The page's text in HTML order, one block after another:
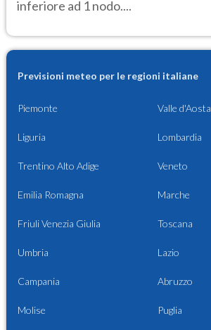
inferiore ad 1 nodo....
Previsioni meteo per le regioni italiane
Piemonte Valle d'Aosta
Liguria Lombardia
Trentino Alto Adige Veneto
Emilia Romagna Marche
Friuli Venezia Giulia Toscana
Umbria Lazio
Campania Abruzzo
Molise Puglia